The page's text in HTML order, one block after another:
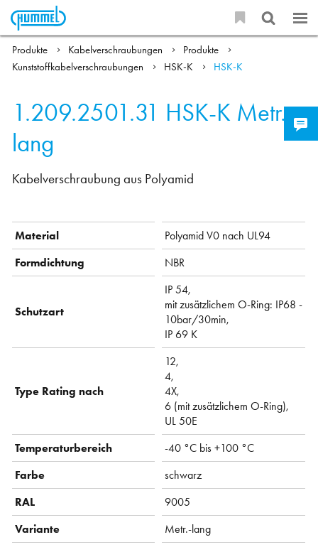
Produkte Kabelverschraubungen
Produkte
Kunststoffkabelverschraubungen
HSK-K HSK-K
1.209.2501.31 HSK-K Metr.-
lang
Kabelverschraubung aus Polyamid
Material
Polyamid V0 nach UL94
Formdichtung
NBR
Schutzart
IP 54,
mit zusätzlichem O-Ring: IP68 -
10bar/30min,
IP 69 K
Type Rating nach
12,
4,
4X,
6 (mit zusätzlichem O-Ring),
UL 50E
Temperaturbereich
-40 °C bis +100 °C
Farbe
schwarz
RAL
9005
Variante
Metr.-lang